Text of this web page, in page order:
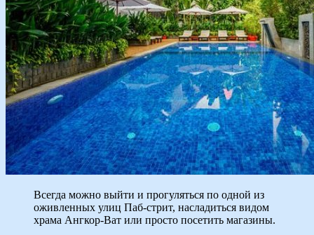
Всегда можно выйти и прогуляться по одной из
оживленных улиц Паб-стрит, насладиться видом
храма Ангкор-Ват или просто посетить магазины.